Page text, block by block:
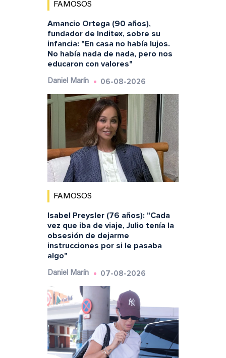
FAMOSOS
Amancio Ortega (90 años),
fundador de Inditex, sobre su
infancia: "En casa no había lujos.
No había nada de nada, pero nos
educaron con valores"
Daniel Marín 06-08-2026
FAMOSOS
Isabel Preysler (76 años): "Cada
vez que iba de viaje, Julio tenía la
obsesión de dejarme
instrucciones por si le pasaba
algo"
Daniel Marín 07-08-2026